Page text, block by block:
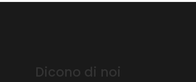
Dicono di noi